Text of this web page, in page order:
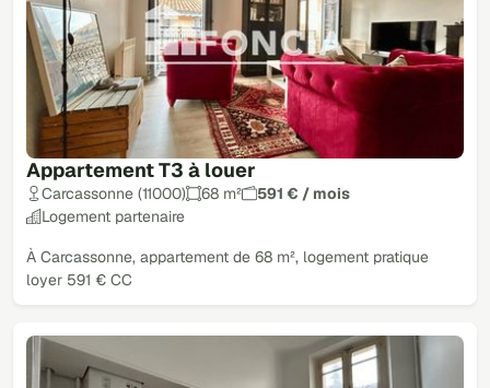
Appartement T3 à louer
Carcassonne (11000) 68 m²
591 € / mois
Logement partenaire
À Carcassonne, appartement de 68 m², logement pratique
loyer 591 € CC